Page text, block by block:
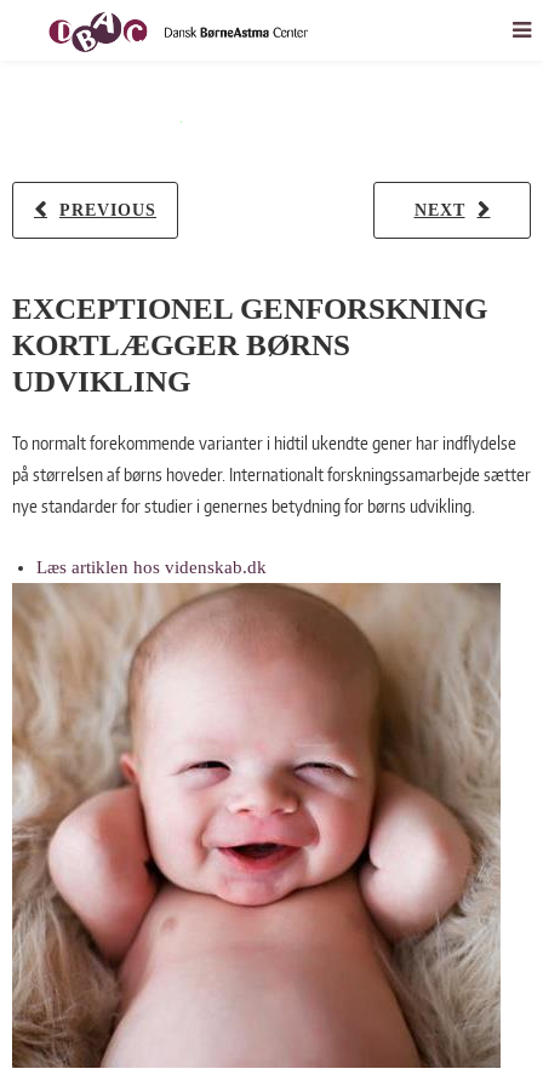
NEXT
PREVIOUS
EXCEPTIONEL GENFORSKNING
KORTLÆGGER BØRNS
UDVIKLING
To normalt forekommende varianter i hidtil ukendte gener har indflydelse
på størrelsen af børns hoveder. Internationalt forskningssamarbejde sætter
nye standarder for studier i genernes betydning for børns udvikling.
Læs artiklen hos videnskab.dk